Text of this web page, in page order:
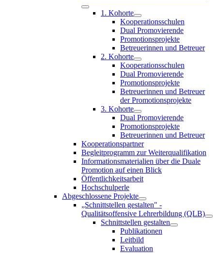
1. Kohorte
Kooperationsschulen
Dual Promovierende
Promotionsprojekte
Betreuerinnen und Betreuer
2. Kohorte
Kooperationsschulen
Dual Promovierende
Promotionsprojekte
Betreuerinnen und Betreuer
der Promotionsprojekte
3. Kohorte
Dual Promovierende
Promotionsprojekte
Betreuerinnen und Betreuer
Kooperationspartner
Begleitprogramm zur Weiterqualifikation
Informationsmaterialien über die Duale
Promotion auf einen Blick
Öffentlichkeitsarbeit
Hochschulperle
Abgeschlossene Projekte
„Schnittstellen gestalten" -
Qualitätsoffensive Lehrerbildung (QLB)
Schnittstellen gestalten
Publikationen
Leitbild
Evaluation